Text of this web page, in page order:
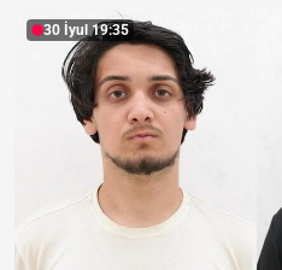
30 İyul 19:35